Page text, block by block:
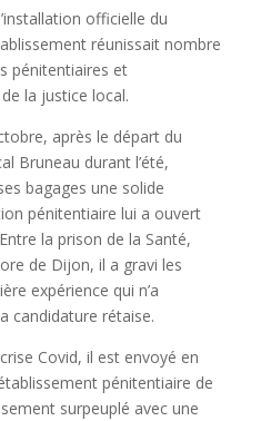
officielle du
réunissait nombre
pénitentiaires et
la justice local.
après le départ du
Bruneau durant l’été,
bagages une solide
pénitentiaire lui a ouvert
la prison de la Santé,
de Dijon, il a gravi les
expérience qui n’a
candidature rétaise.
Covid, il est envoyé en
pénitentiaire de
surpeuplé avec une